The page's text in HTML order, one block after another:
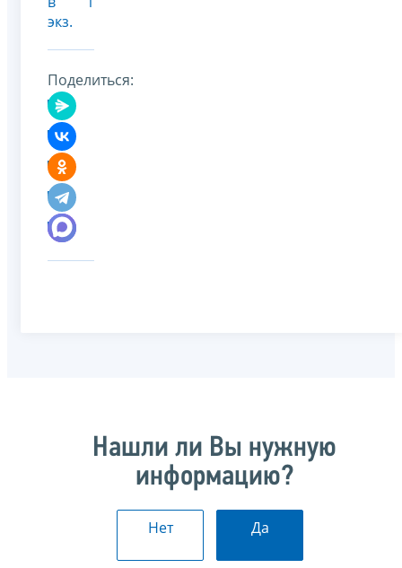
экз.
Поделиться:
Нашли ли Вы нужную
информацию?
Нет Да